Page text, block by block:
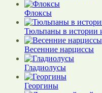
Флоксы
Тюльпаны в истории
Весенние нарциссы
Гладиолусы
Георгины